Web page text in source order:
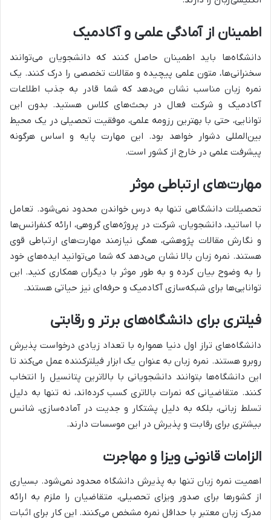
اطمینان از آمادگی علمی و آکادمیک
دانشگاه‌ها باید اطمینان حاصل کنند که دانشجویان می‌توانند
سخنرانی‌ها، متون علمی پیچیده و مقالات تخصصی را درک کنند. یک
نمره زبان مناسب نشان می‌دهد که شما قادر به جذب اطلاعات
آکادمیک و شرکت فعال در بحث‌های کلاس هستید. بدون این
توانایی، حتی با بهترین رزومه علمی، موفقیت تحصیلی در یک محیط
بین‌المللی دشوار خواهد بود. این مهارت پایه و اساس هرگونه
پیشرفت علمی در خارج از کشور است.
مهارت‌های ارتباطی موثر
تحصیلات دانشگاهی تنها به درس خواندن محدود نمی‌شود. تعامل
با اساتید، دانشجویان، شرکت در پروژه‌های گروهی، ارائه کنفرانس‌ها
و نگارش مقالات پژوهشی، همگی نیازمند مهارت‌های ارتباطی قوی
هستند. نمره زبان بالا نشان می‌دهد که شما می‌توانید ایده‌های خود
را به وضوح بیان کرده و به طور موثر با دیگران همکاری کنید. این
توانایی‌ها برای شبکه‌سازی آکادمیک و حرفه‌ای نیز حیاتی هستند.
فیلتری برای دانشگاه‌های برتر و رقابتی
دانشگاه‌های تراز اول دنیا همواره با تعداد زیادی درخواست پذیرش
روبرو هستند. نمره زبان به عنوان یک ابزار فیلترکننده عمل می‌کند تا
این دانشگاه‌ها بتوانند دانشجویانی با بالاترین پتانسیل را انتخاب
کنند. متقاضیانی که نمرات بالاتری کسب کرده‌اند، نه تنها به دلیل
تسلط زبانی، بلکه به دلیل پشتکار و جدیت در آماده‌سازی، شانس
بیشتری برای رقابت و پذیرش در این موسسات دارند.
الزامات قانونی ویزا و مهاجرت
اهمیت نمره زبان تنها به پذیرش دانشگاه محدود نمی‌شود. بسیاری
از کشورها برای صدور ویزای تحصیلی، متقاضیان را ملزم به ارائه
مدرک زبان معتبر با حداقل نمره مشخص می‌کنند. این کار برای اثبات